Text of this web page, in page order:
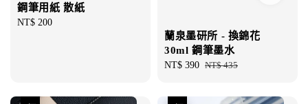
鋼筆用紙 散紙
Regular
NT$ 200
蘭泉墨研所 - 換錦花
30ml 鋼筆墨水
Sale
NT$ 390 Regular
NT$ 435